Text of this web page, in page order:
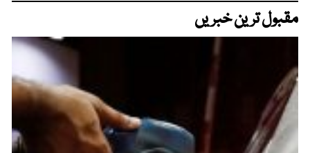
مقبول ترین خبریں